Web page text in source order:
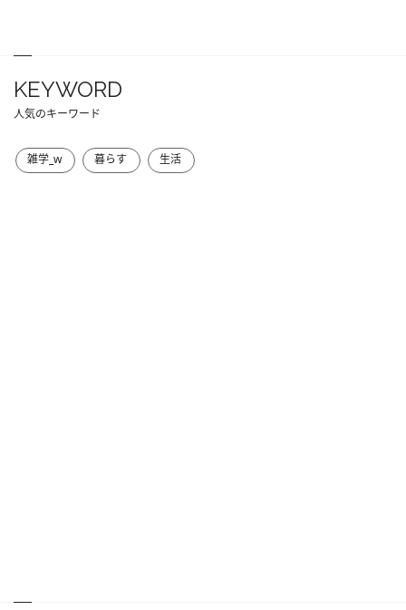
KEYWORD
人気のキーワード
雑学_w 暮らす 生活